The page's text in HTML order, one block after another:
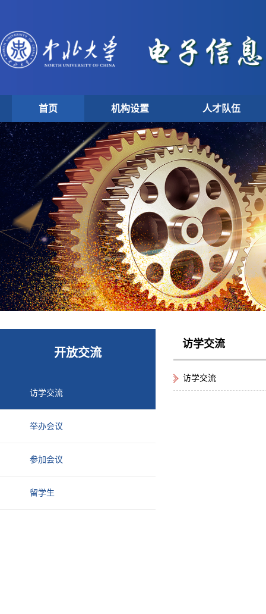
首页 机构设置 人才队伍
开放交流
访学交流
举办会议
参加会议
留学生
访学交流
访学交流